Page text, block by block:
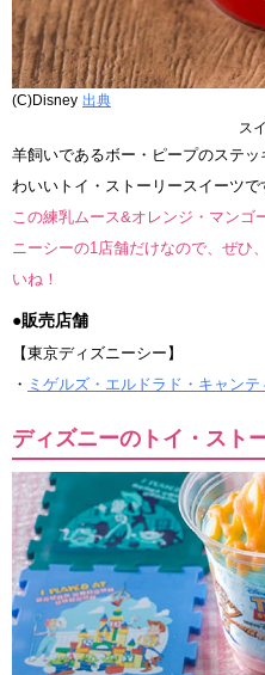
(C)Disney 出典
ス
羊飼いであるボー・ピープのステ
わいいトイ・ストーリースイーツで
この練乳ムース&オレンジ・マン
ニーシーの1店舗だけなので、ぜひ
いね！
●販売店舗
【東京ディズニーシー】
・ ミゲルズ・エルドラド・キャンテ
ディズニーのトイ・スト